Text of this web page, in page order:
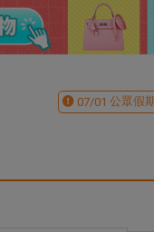
07/01 公眾假期